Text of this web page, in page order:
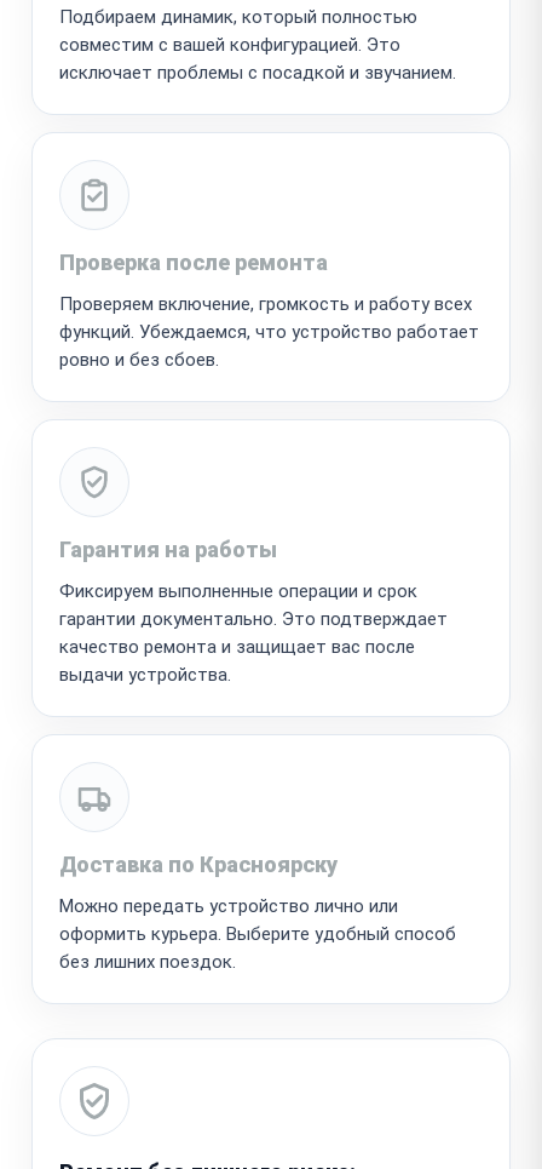
Подбираем динамик, который полностью
совместим с вашей конфигурацией. Это
исключает проблемы с посадкой и звучанием.
Проверка после ремонта
Проверяем включение, громкость и работу всех
функций. Убеждаемся, что устройство работает
ровно и без сбоев.
Гарантия на работы
Фиксируем выполненные операции и срок
гарантии документально. Это подтверждает
качество ремонта и защищает вас после
выдачи устройства.
Доставка по Красноярску
Можно передать устройство лично или
оформить курьера. Выберите удобный способ
без лишних поездок.